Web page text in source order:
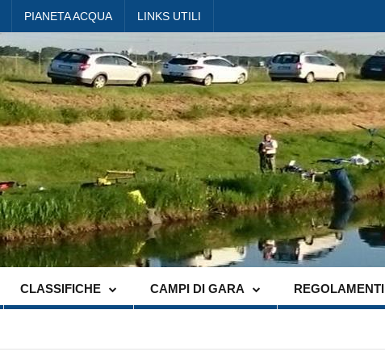
PIANETA ACQUA LINKS UTILI
CLASSIFICHE CAMPI DI GARA REGOLAMENTI